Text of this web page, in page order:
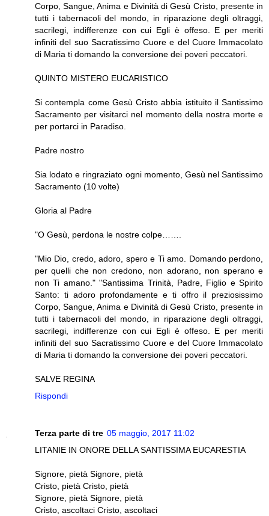
Corpo, Sangue, Anima e Divi­nità di Gesù Cristo, presente in
tutti i tabernacoli del mondo, in riparazione degli oltraggi,
sacrilegi, indifferenze con cui Egli è offeso. E per meriti
infiniti del suo Sacratissimo Cuore e del Cuore Immacolato
di Maria ti domando la conversione dei poveri peccatori.
QUINTO MISTERO EUCARISTICO
Si contempla come Gesù Cristo abbia istitui­to il Santissimo
Sacramento per visitarci nel momento della nostra morte e
per portarci in Paradiso.
Padre nostro
Sia lodato e ringraziato ogni momento, Gesù nel Santissimo
Sacramento (10 volte)
Gloria al Padre
"O Gesù, perdona le nostre colpe…….
"Mio Dio, credo, adoro, spero e Ti amo. Domando perdono,
per quelli che non credo­no, non adorano, non sperano e
non Ti amano." "Santissima Trinità, Padre, Figlio e Spirito
Santo: ti adoro profondamente e ti offro il preziosissimo
Corpo, Sangue, Anima e Divi­nità di Gesù Cristo, presente in
tutti i tabernacoli del mondo, in riparazione degli oltraggi,
sacrilegi, indifferenze con cui Egli è offeso. E per meriti
infiniti del suo Sacratissimo Cuore e del Cuore Immacolato
di Maria ti domando la conversione dei poveri peccatori.
SALVE REGINA
Rispondi
Terza parte di tre 05 maggio, 2017 11:02
LITANIE IN ONORE DELLA SANTISSIMA EUCARESTIA
Signore, pietà Signore, pietà
Cristo, pietà Cristo, pietà
Signore, pietà Signore, pietà
Cristo, ascoltaci Cristo, ascoltaci